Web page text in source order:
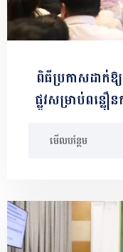
ពិធីប្រកាសដាក់ឱ្យ
ផ្លូវសម្រាប់ពន្លឿ
ពិនិត្យមរណភាព
មើលបន្ថែម